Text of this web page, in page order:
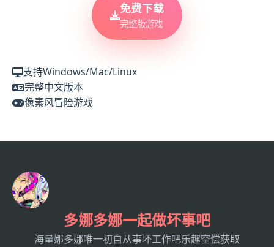
免费下载
完整版游戏
支持Windows/Mac/Linux
完整中文版本
像素风冒险游戏
多娜多娜一起做坏事吧
海量娜多娜唯一初自从事坏工作吧乐趣空偿获取